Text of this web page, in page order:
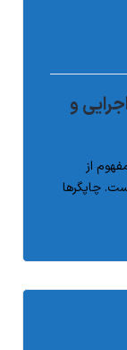
و
از
چاپگرها
رفتار